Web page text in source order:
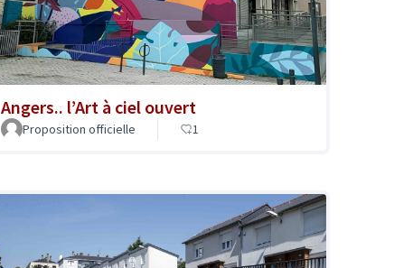
Angers.. l’Art à ciel ouvert
Proposition officielle 1